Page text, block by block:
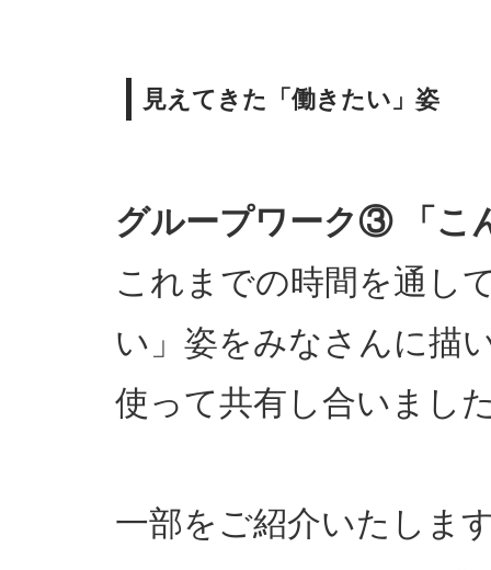
見えてきた「働きたい」姿
グループワーク③ 「
これまでの時間を通し
い」姿をみなさんに描
使って共有し合いまし
一部をご紹介いたしま